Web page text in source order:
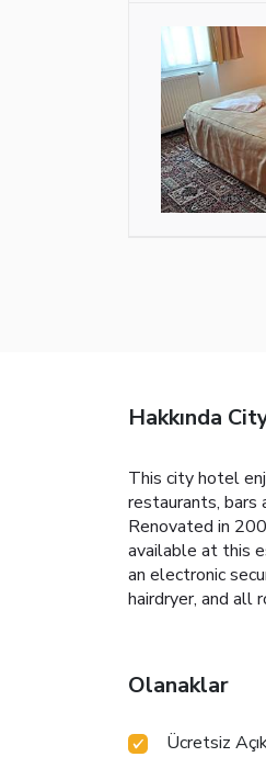
Hakkında
This city hotel
restaurants, bars
Renovated in
available at this
an electronic
hairdryer, and all
Olanaklar
Ücretsiz